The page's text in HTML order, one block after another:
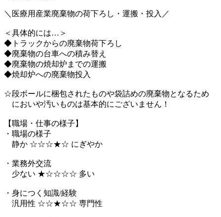
＼医療用産業廃棄物の荷下ろし・運搬・投入／
＜具体的には…＞
◆トラックからの廃棄物荷下ろし
◆廃棄物の台車への積み替え
◆廃棄物の焼却炉までの運搬
◆焼却炉への廃棄物投入
☆段ボールに梱包されたものや袋詰めの廃棄物となるため
においや汚いものは基本的にございません！
【職場・仕事の様子】
・職場の様子
静か ☆☆☆★☆ にぎやか
・業務外交流
少ない ★☆☆☆☆ 多い
・身につく知識/経験
汎用性 ☆☆★☆☆ 専門性